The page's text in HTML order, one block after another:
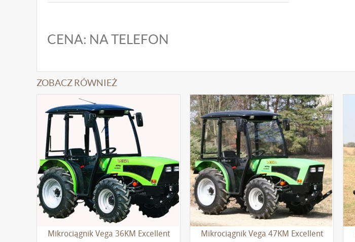
CENA: NA TELEFON
ZOBACZ RÓWNIEŻ
Mikrociągnik Vega 36KM Excellent Mikrociągnik Vega 47KM Excellent